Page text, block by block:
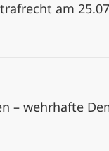
am
– wehrhafte